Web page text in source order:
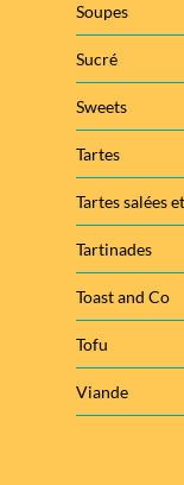
Soupes
Sucré
Sweets
Tartes
Tartes salées
Tartinades
Toast and Co
Tofu
Viande